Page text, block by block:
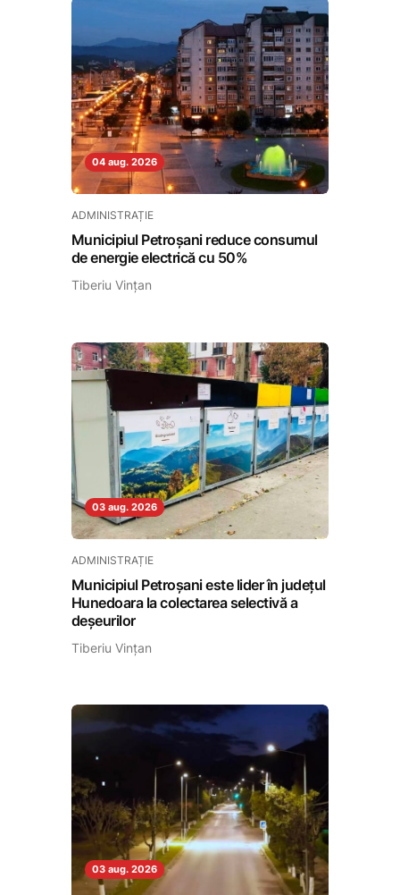
04 aug. 2026
ADMINISTRAȚIE
Municipiul Petroșani reduce consumul
de energie electrică cu 50%
Tiberiu Vințan
03 aug. 2026
ADMINISTRAȚIE
Municipiul Petroșani este lider în județul
Hunedoara la colectarea selectivă a
deșeurilor
Tiberiu Vințan
03 aug. 2026